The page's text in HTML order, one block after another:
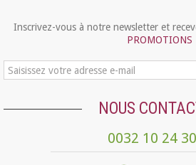
Inscrivez-vous à notre newsletter et
PROMOTIONS
NOUS
0032 10 24